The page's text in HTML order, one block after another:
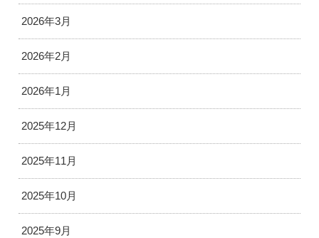
2026年3月
2026年2月
2026年1月
2025年12月
2025年11月
2025年10月
2025年9月